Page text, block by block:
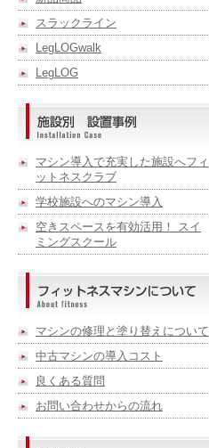
スラックライン
LegLOGwalk
LegLOG
マシン導入で充実した施設へフィ
ットネスクラブ
学校施設へのマシン導入
空きスペースを有効活用！ スイ
ミングスクール
マシンの修理と塗り替えについて
中古マシンの導入コスト
良くある質問
お問い合わせからの流れ